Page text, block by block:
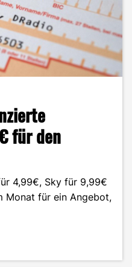
für den
4,99€, Sky für 9,99€
Monat für ein Angebot,